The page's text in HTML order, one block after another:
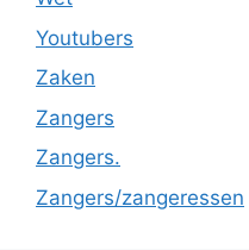
Youtubers
Zaken
Zangers
Zangers.
Zangers/zangeressen